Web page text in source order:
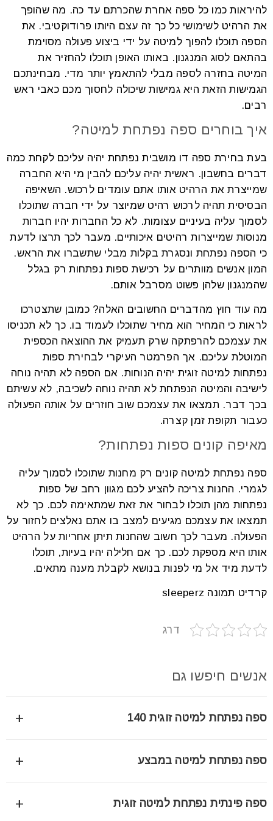
להיראות כמו כל ספה אחרת שהכרתם עד כה. מה שהופך
את הרהיט לשימושי כל כך זה עצם היותו פרודוקטיבי. את
הספה תוכלו להפוך למיטה על ידי ביצוע פעולה מסוימת
בהתאם לסוג המנגנון. באותו האופן תוכלו להחזיר את
המיטה בחזרה לספה מבלי להתאמץ יותר מדי. מבחינתכם
הגמישות הזאת היא גמישות שיכולה לחסוך מכם כאבי ראש
רבים.
איך בוחרים ספה נפתחת למיטה?
בעת בחירת ספה דו מושבית נפתחת יהיה עליכם לקחת כמה
דברים בחשבון. ראשית יהיה עליכם להבין מי היא החברה
שמייצרת את הרהיט אותו אתם עומדים לרכוש. השאיפה
הבסיסית תהיה לרכוש רהיט שמיוצר על ידי חברה שתוכלו
לסמוך עליה בעיניים עצומות. לא כל החברות יהיו חברות
מנוסות שמייצרות רהיטים איכותיים. מעבר לכך תרצו לדעת
כי הספה נפתחת ונסגרת בקלות מבלי שתשברו את הראש.
המון אנשים מוותרים על רכישת ספות נפתחות רק בגלל
שהמנגנון שלהן פשוט מסרבל אותם.
מה עוד חוץ מהדברים החשובים האלה? כמובן שתצטרכו
לראות כי המחיר הוא מחיר שתוכלו לעמוד בו. כך לא תכניסו
את עצמכם להרפתקה שרק תעמיק את ההוצאה הכספית
המוטלת עליכם. אך הפרמטר העיקרי לבחירת ספות
נפתחות למיטה זוגית יהיה הנוחות. אם הספה לא תהיה נוחה
לישיבה והמיטה הנפתחת לא תהיה נוחה לשכיבה, לא עשיתם
בכך דבר. תמצאו את עצמכם שוב חוזרים על אותה הפעולה
כעבור תקופת זמן קצרה.
מאיפה קונים ספות נפתחות?
ספה נפתחת למיטה קונים רק מחנות שתוכלו לסמוך עליה
לגמרי. החנות צריכה להציע לכם מגוון רחב של ספות
נפתחות מהן תוכלו לבחור את זאת שמתאימה לכם. כך לא
תמצאו את עצמכם מגיעים למצב בו אתם נאלצים לחזור על
הפעולה. מעבר לכך חשוב שהחנות תיתן אחריות על הרהיט
אותו היא מספקת לכם. כך אם חלילה יהיו בעיות, תוכלו
לדעת מיד אל מי לפנות בנושא לקבלת מענה מתאים.
קרדיט תמונה sleeperz
דרג
אנשים חיפשו גם
ספה נפתחת למיטה זוגית 140 +
לחללים קטנים, המשלב נוחות ישיבה עם שינה איכותית לשניים.
לבחור מזרן בעובי של לפחות 10 ס"מ עם קצף צפיפות גבוהה או
ספה נפתחת למיטה במבצע +
כשמדובר במבצע. לפני הרכישה, חשוב לבדוק את מנגנון
ספה פינתית נפתחת למיטה זוגית +